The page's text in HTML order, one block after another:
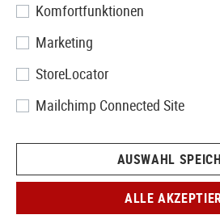
Axis
Komfortfunktionen
Marketing
StoreLocator
Mailchimp Connected Site
AUSWAHL
ALLE